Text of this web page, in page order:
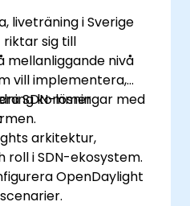
liveträning i Sverige
sig till
mellanliggande nivå
vill implementera,
SDN-lösningar med
kommer
arkitektur,
i SDN-ekosystem.
OpenDaylight